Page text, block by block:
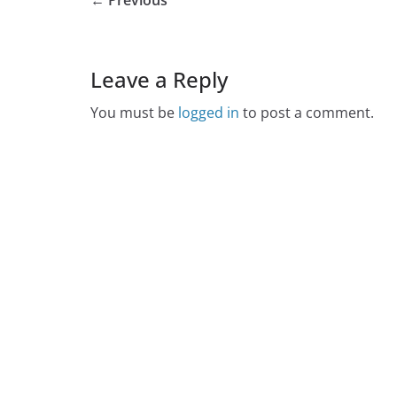
Leave a Reply
You must be logged in to post a comment.